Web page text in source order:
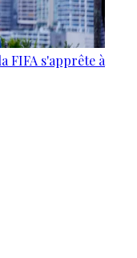
FIFA s'apprête à